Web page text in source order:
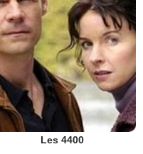
Les 4400